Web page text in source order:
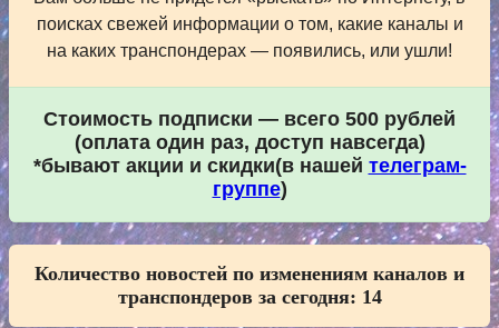
поисках свежей информации о том, какие каналы и
на каких транспондерах — появились, или ушли!
Стоимость подписки — всего 500 рублей
(оплата один раз, доступ навсегда)
*бывают акции и скидки(в нашей телеграм-
группе)
Количество новостей по изменениям каналов и
транспондеров за сегодня: 14